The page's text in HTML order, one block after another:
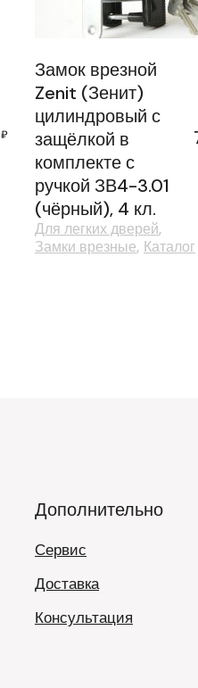
₽
Замок врезной
Zenit (Зенит)
цилиндровый с
защёлкой в
комплекте с
ручкой ЗВ4-3.01
(чёрный), 4 кл.
Для легких дверей
Замки врезные Каталог
Дополнительно
Сервис
Доставка
Консультация